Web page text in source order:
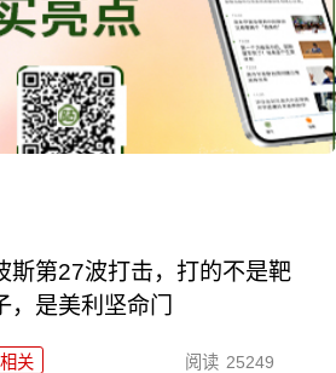
斯第27波打击，打的不是靶
，是美利坚命门
相关 阅读 25249